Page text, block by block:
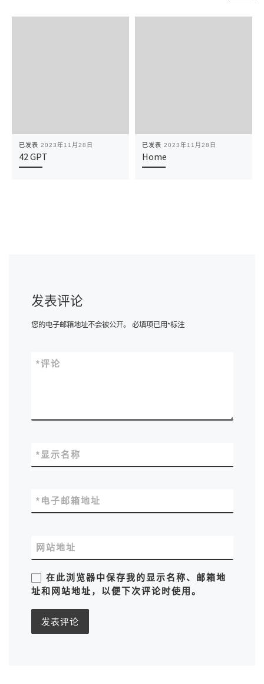
已发表 2023年11月28日
42 GPT
已发表 2023年11月28日
Home
发表评论
您的电子邮箱地址不会被公开。 必填项已用*标注
评论
*
显示名称
*
电子邮箱地址
*
网站地址
在此浏览器中保存我的显示名称、邮箱地
址和网站地址，以便下次评论时使用。